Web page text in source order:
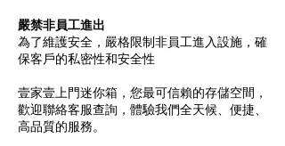
嚴禁非員工進出
為了維護安全，嚴格限制非員工進入設施，確
保客戶的私密性和安全性
壹家壹上門迷你箱，您最可信賴的存儲空間，
歡迎聯絡客服查詢，體驗我們全天候、便捷、
高品質的服務。